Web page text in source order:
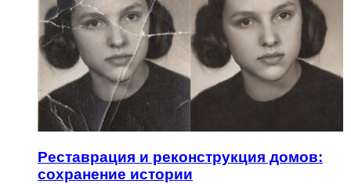
Реставрация и реконструкция домов:
сохранение истории